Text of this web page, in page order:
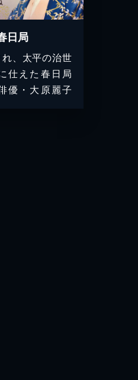
日局
、太平の治世
仕えた春日局
優・大原麗子